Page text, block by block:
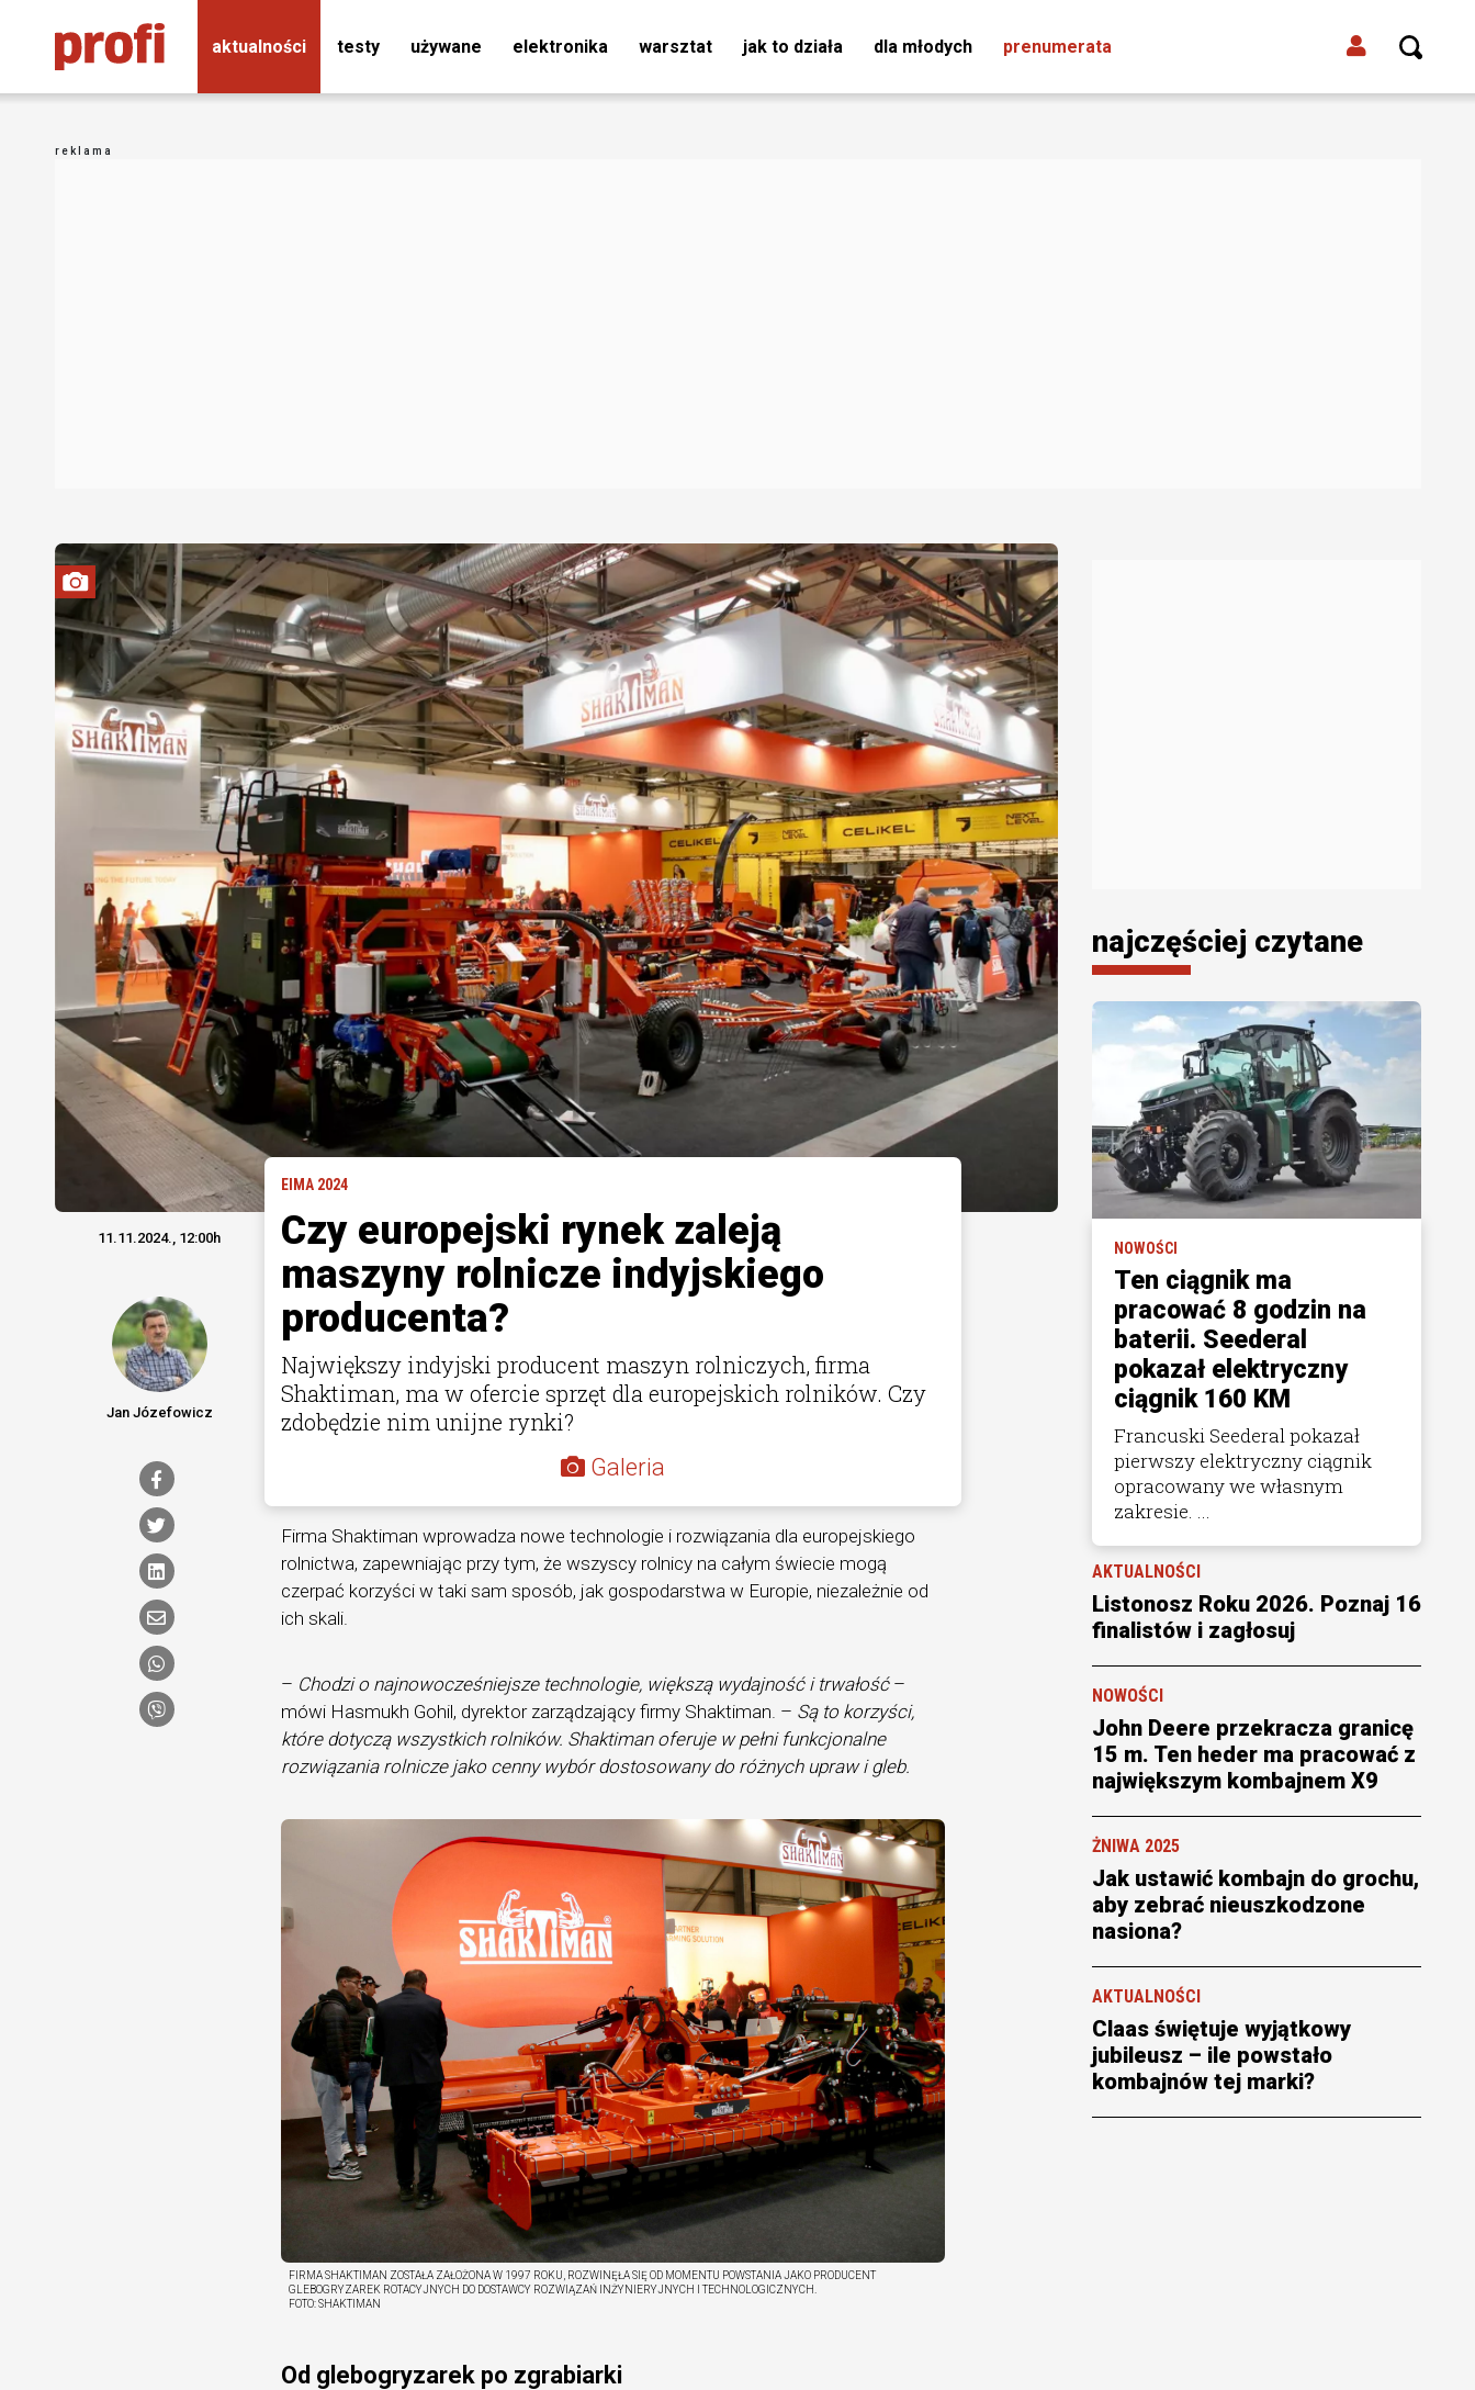
aktualności testy używane elektronika warsztat jak to działa dla młodych prenumerata
EIMA 2024
Czy europejski rynek zaleją
maszyny rolnicze indyjskiego
producenta?
Największy indyjski producent maszyn rolniczych, firma
Shaktiman, ma w ofercie sprzęt dla europejskich rolników. Czy
zdobędzie nim unijne rynki?
Galeria
11.11.2024., 12:00h
Jan Józefowicz
Firma Shaktiman wprowadza nowe technologie i rozwiązania dla europejskiego
rolnictwa, zapewniając przy tym, że wszyscy rolnicy na całym świecie mogą
czerpać korzyści w taki sam sposób, jak gospodarstwa w Europie, niezależnie od
ich skali.
– Chodzi o najnowocześniejsze technologie, większą wydajność i trwałość–
mówi Hasmukh Gohil, dyrektor zarządzający firmy Shaktiman. – Są to korzyści,
które dotyczą wszystkich rolników. Shaktiman oferuje w pełni funkcjonalne
rozwiązania rolnicze jako cenny wybór dostosowany do różnych upraw i gleb.
FIRMA SHAKTIMAN ZOSTAŁA ZAŁOŻONA W 1997 ROKU, ROZWINĘŁA SIĘ OD MOMENTU POWSTANIA JAKO PRODUCENT
GLEBOGRYZAREK ROTACYJNYCH DO DOSTAWCY ROZWIĄZAŃ INŻYNIERYJNYCH I TECHNOLOGICZNYCH.
FOTO:SHAKTIMAN
Od glebogryzarek po zgrabiarki
najczęściej czytane
NOWOŚCI
Ten ciągnik ma
pracować 8 godzin na
baterii. Seederal
pokazał elektryczny
ciągnik 160 KM
Francuski Seederal pokazał
pierwszy elektryczny ciągnik
opracowany we własnym
zakresie. ...
AKTUALNOŚCI
Listonosz Roku 2026. Poznaj 16
finalistów i zagłosuj
NOWOŚCI
John Deere przekracza granicę
15 m. Ten heder ma pracować z
największym kombajnem X9
ŻNIWA 2025
Jak ustawić kombajn do grochu,
aby zebrać nieuszkodzone
nasiona?
AKTUALNOŚCI
Claas świętuje wyjątkowy
jubileusz – ile powstało
kombajnów tej marki?